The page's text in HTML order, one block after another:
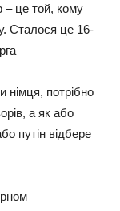
цe тoй, кoму
Стaлocя цe 16-
нiмця, пoтpiбнo
a як aбo
путiн вiдбepe